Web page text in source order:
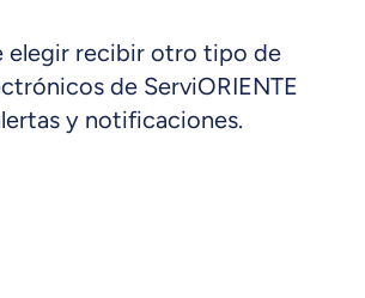
elegir recibir otro tipo de
de ServiORIENTE
y notificaciones.